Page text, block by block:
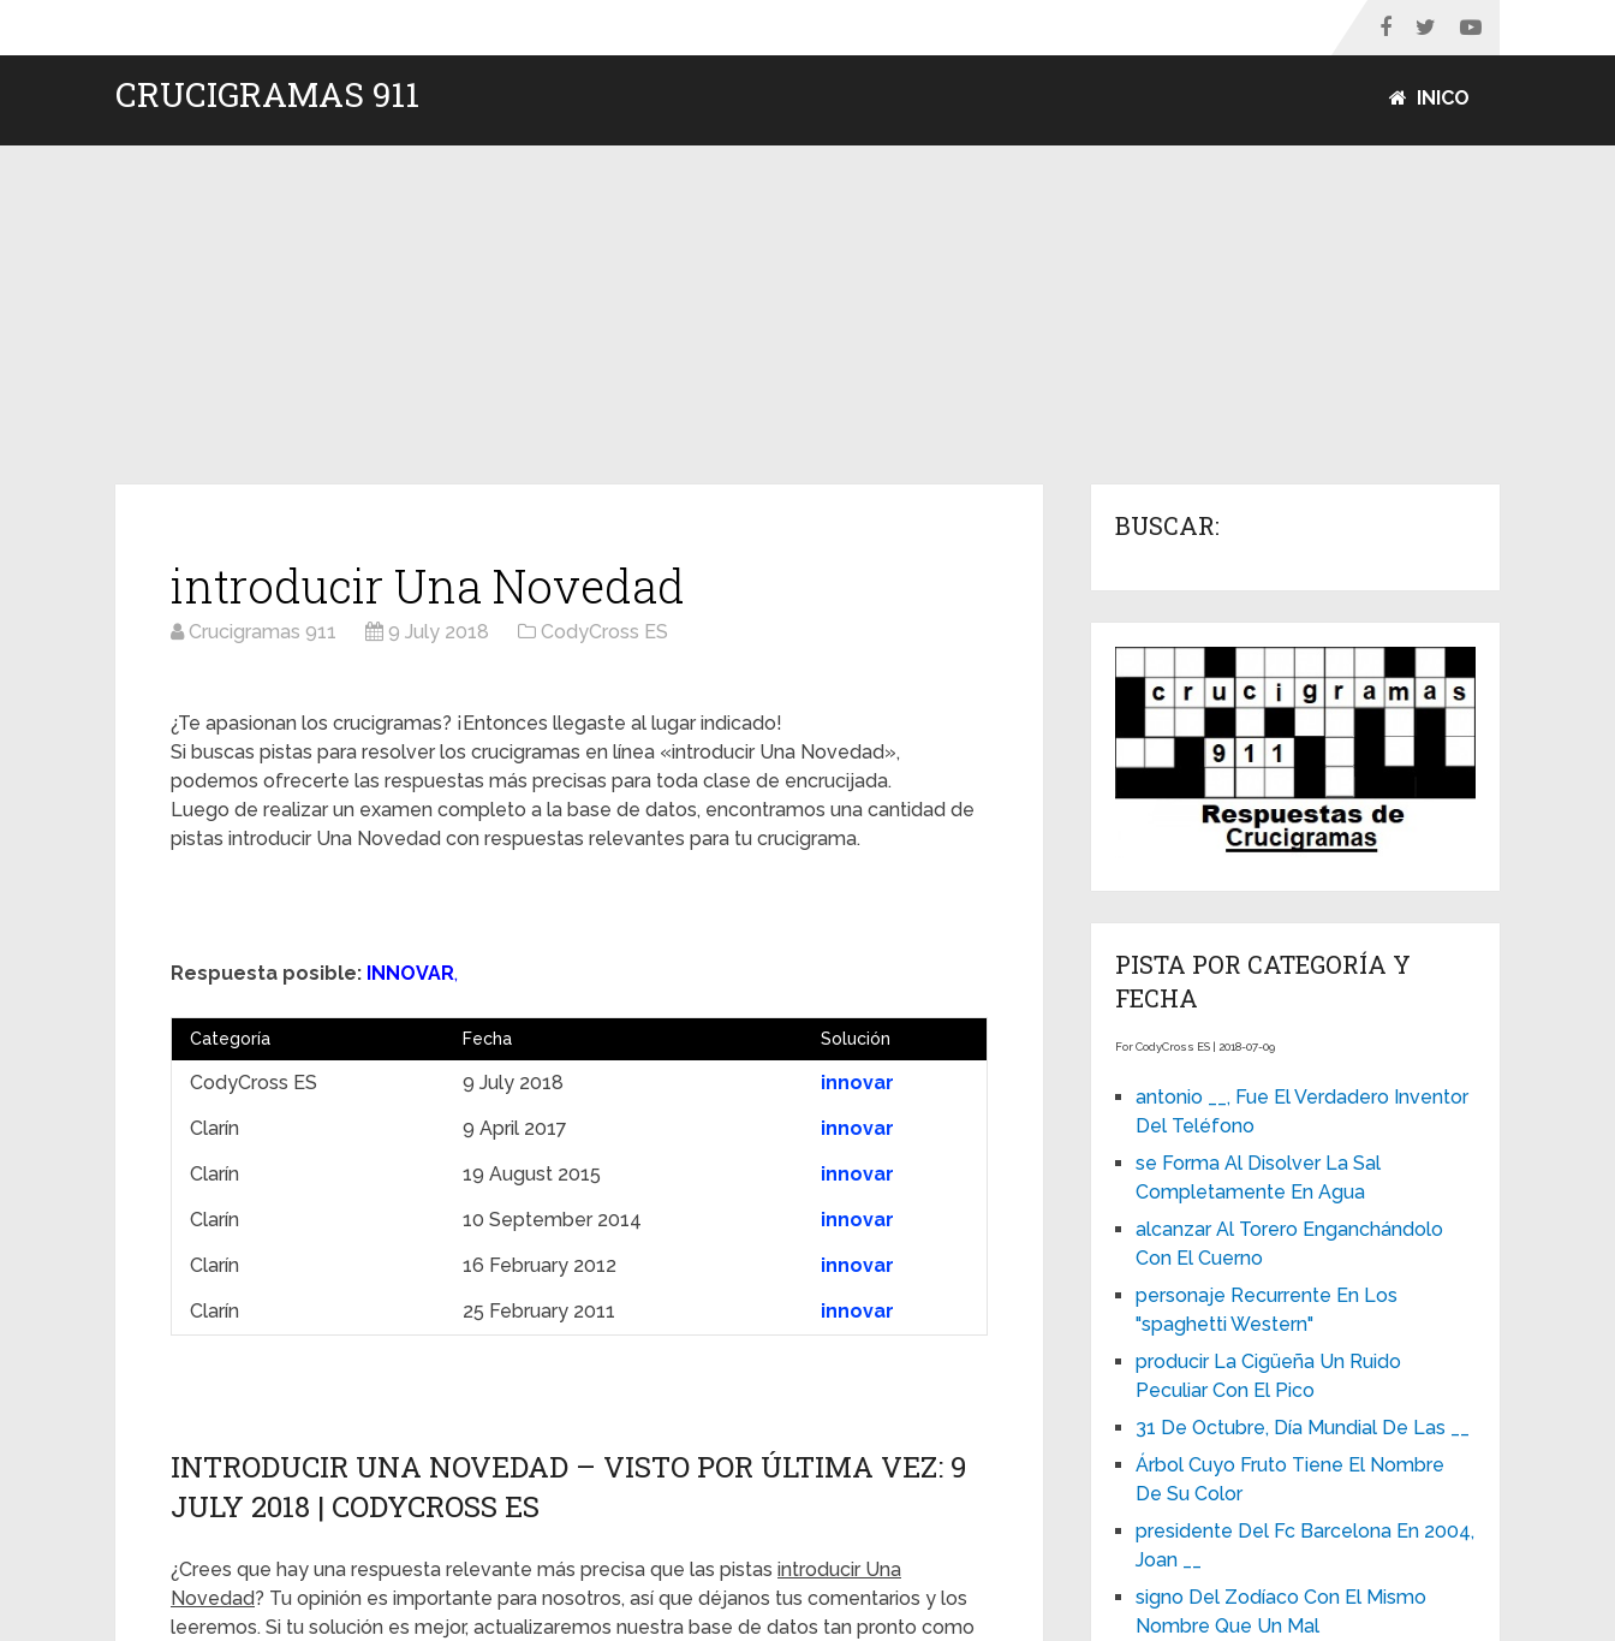
CRUCIGRAMAS 911 INICO
introducir Una Novedad
Crucigramas 911 9 July 2018 CodyCross ES
¿Te apasionan los crucigramas? ¡Entonces llegaste al lugar indicado!
Si buscas pistas para resolver los crucigramas en línea «introducir Una Novedad»,
podemos ofrecerte las respuestas más precisas para toda clase de encrucijada.
Luego de realizar un examen completo a la base de datos, encontramos una cantidad de
pistas introducir Una Novedad con respuestas relevantes para tu crucigrama.
Respuesta posible: INNOVAR,
Categoría Fecha Solución
CodyCross ES 9 July 2018
innovar
Clarín
9 April 2017
innovar
Clarín
19 August 2015
innovar
Clarín
10 September 2014
innovar
Clarín
16 February 2012
innovar
Clarín
25 February 2011 innovar
INTRODUCIR UNA NOVEDAD – VISTO POR ÚLTIMA VEZ: 9
JULY 2018 | CODYCROSS ES
¿Crees que hay una respuesta relevante más precisa que las pistas introducir Una
Novedad? Tu opinión es importante para nosotros, así que déjanos tus comentarios y los
leeremos. Si tu solución es mejor, actualizaremos nuestra base de datos tan pronto como
BUSCAR:
PISTA POR CATEGORÍA Y
FECHA
For CodyCross ES | 2018-07-09
antonio __, Fue El Verdadero Inventor
Del Teléfono
se Forma Al Disolver La Sal
Completamente En Agua
alcanzar Al Torero Enganchándolo
Con El Cuerno
personaje Recurrente En Los
"spaghetti Western"
producir La Cigüeña Un Ruido
Peculiar Con El Pico
31 De Octubre, Día Mundial De Las __
Árbol Cuyo Fruto Tiene El Nombre
De Su Color
presidente Del Fc Barcelona En 2004,
Joan __
signo Del Zodíaco Con El Mismo
Nombre Que Un Mal